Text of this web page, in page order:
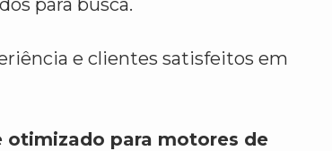
para busca.
e clientes satisfeitos em
otimizado para motores de